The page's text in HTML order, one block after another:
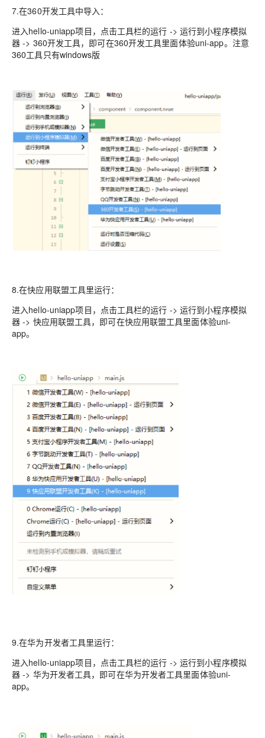
7.在360开发工具中导入：
进入hello-uniapp项目，点击工具栏的运行 -> 运行到小程序模拟
器 -> 360开发工具，即可在360开发工具里面体验uni-app。注意
360工具只有windows版
8.在快应用联盟工具里运行：
进入hello-uniapp项目，点击工具栏的运行 -> 运行到小程序模拟
器 -> 快应用联盟工具，即可在快应用联盟工具里面体验uni-
app。
9.在华为开发者工具里运行：
进入hello-uniapp项目，点击工具栏的运行 -> 运行到小程序模拟
器 -> 华为开发者工具，即可在华为开发者工具里面体验uni-
app。